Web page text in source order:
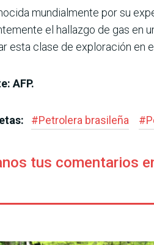
mundialmente por su
el hallazgo de gas en
esta clase de exploración en
AFP.
#Petrolera brasileña #
tus comentarios